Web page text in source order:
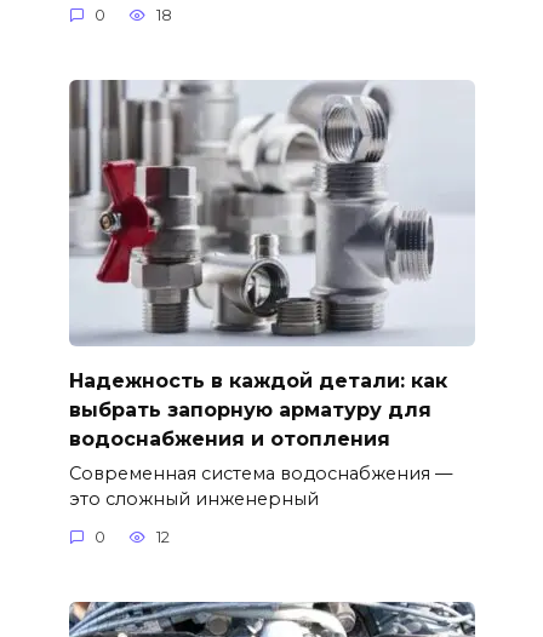
0 18
Надежность в каждой детали: как
выбрать запорную арматуру для
водоснабжения и отопления
Современная система водоснабжения —
это сложный инженерный
0 12